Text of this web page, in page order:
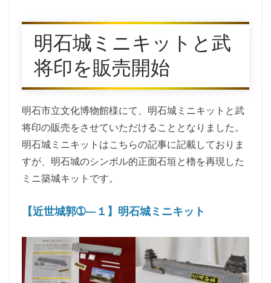
明石城ミニキットと武
将印を販売開始
明石市立文化博物館様にて、明石城ミニキットと武
将印の販売をさせていただけることとなりました。
明石城ミニキットはこちらの記事に記載しておりま
すが、明石城のシンボル的正面石垣と櫓を再現した
ミニ築城キットです。
【近世城郭➀―１】明石城ミニキット